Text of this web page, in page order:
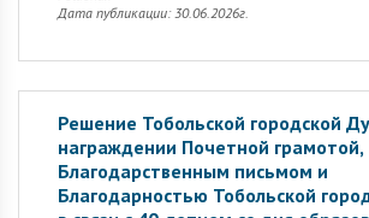
Дата публикации: 30.06.2026г.
Решение Тобольской городской
награждении Почетной грамотой,
Благодарственным письмом и
Благодарностью Тобольской